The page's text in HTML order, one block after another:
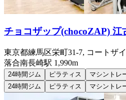
チョコザップ(chocoZAP) 江
東京都練馬区栄町31-7, コートザ
落合南長崎駅 1,990m
24時間ジム ピラティス
マシントレ
24時間ジム
ピラティス マシントレ